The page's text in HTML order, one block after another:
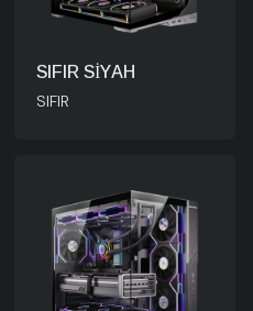
SIFIR SİYAH
SIFIR